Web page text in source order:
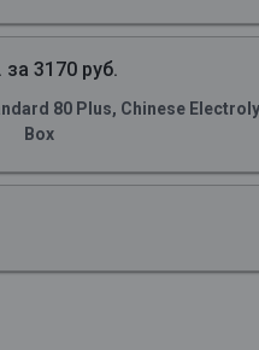
3170 руб.
80 Plus, Chinese
Box